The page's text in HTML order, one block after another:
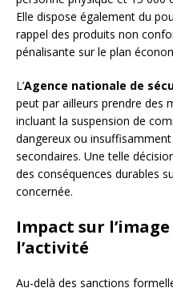
Elle dispose également du
rappel des produits non
pénalisante sur le plan
L’Agence nationale de
peut par ailleurs prendre des
incluant la suspension de
dangereux ou
secondaires. Une telle
des conséquences durables
concernée.
Impact sur
l’activité
Au-delà des sanctions